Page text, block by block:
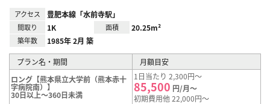
アクセス 豊肥本線「水前寺駅」
間取り 1K 面積 20.25m²
築年数 1985年 2月 築
プラン名・期間
月額目安
ロング【熊本県立大学前（熊本赤十
字病院南）】
30日以上～360日未満
1日当たり 2,300円～
85,500 円/月～
初期費用他 22,000円～